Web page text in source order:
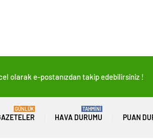
olarak e-postanızdan takip edebilirsiniz !
GÜNLÜK
HAVA DURUMU
TAHMİNİ
PUAN